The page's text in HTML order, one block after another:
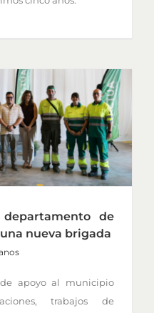
de
nueva brigada
apoyo al municipio
trabajos de